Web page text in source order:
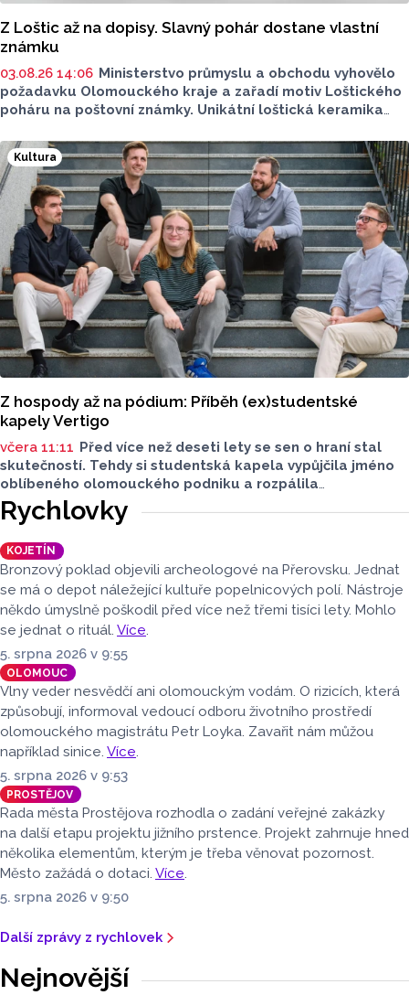
Z Loštic až na dopisy. Slavný pohár dostane vlastní
známku
03.08.26 14:06 Ministerstvo průmyslu a obchodu vyhovělo
požadavku Olomouckého kraje a zařadí motiv Loštického
poháru na poštovní známky. Unikátní loštická keramika
konce 14. zhruba do poloviny 16. století.
Kultura
Z hospody až na pódium: Příběh (ex)studentské
kapely Vertigo
včera 11:11 Před více než deseti lety se sen o hraní stal
skutečností. Tehdy si studentská kapela vypůjčila jméno
oblíbeného olomouckého podniku a rozpálila
reproduktory. Po studiích se však jejich cesty na dlouhou
dobu rozešly. Minulý rok ale britpopová kapela Vertigo
nabrala druhý dech. Tentokrát už v pozměněné sestavě.
Rychlovky
KOJETÍN
Bronzový poklad objevili archeologové na Přerovsku. Jednat
se má o depot náležející kultuře popelnicových polí. Nástroje
někdo úmyslně poškodil před více než třemi tisíci lety. Mohlo
se jednat o rituál. Více.
5. srpna 2026 v 9:55
OLOMOUC
Vlny veder nesvědčí ani olomouckým vodám. O rizicích, která
způsobují, informoval vedoucí odboru životního prostředí
olomouckého magistrátu Petr Loyka. Zavařit nám můžou
například sinice. Více.
5. srpna 2026 v 9:53
PROSTĚJOV
Rada města Prostějova rozhodla o zadání veřejné zakázky
na další etapu projektu jižního prstence. Projekt zahrnuje hned
několika elementům, kterým je třeba věnovat pozornost.
Město zažádá o dotaci. Více.
5. srpna 2026 v 9:50
Další zprávy z rychlovek
Nejnovější